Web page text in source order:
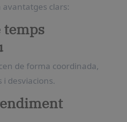
clars:
temps
de forma coordinada,
desviacions.